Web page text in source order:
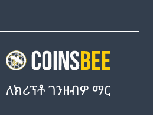
ለክሪፕቶ ገንዘብዎ ማር